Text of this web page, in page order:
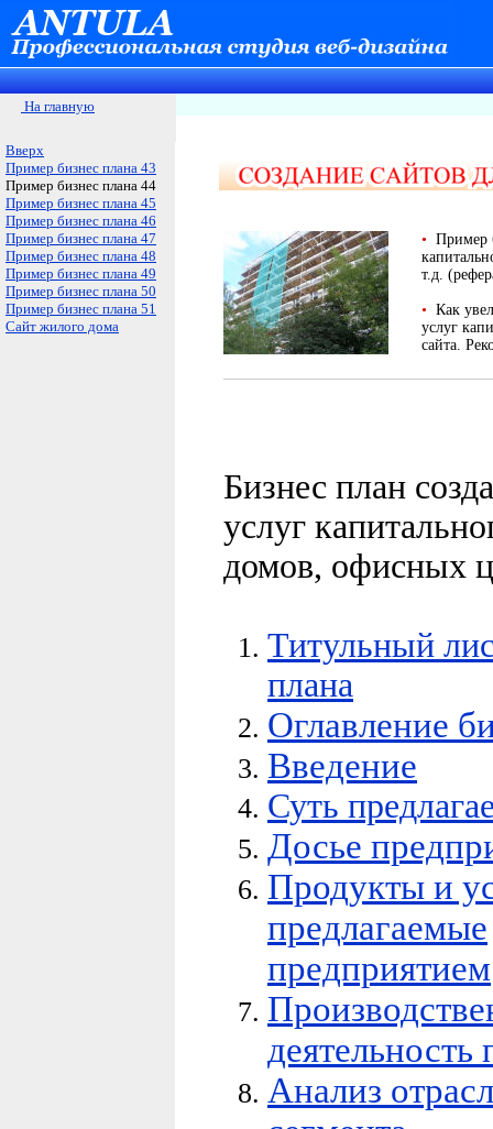
На главную
Вверх
Пример бизнес плана 43
Пример бизнес плана 44
Пример бизнес плана 45
Пример бизнес плана 46
Пример бизнес плана 47
Пример бизнес плана 48
Пример бизнес плана 49
Пример бизнес плана 50
Пример бизнес плана 51
Сайт жилого дома
• Пример
т.д.
• Как
услуг
сайта.
Бизнес план
услуг
домов, офисных
Титульный
плана
Оглавление
Введение
Суть
Досье
Продукты и
предлагаемые
предприятием
деятельность
Анализ